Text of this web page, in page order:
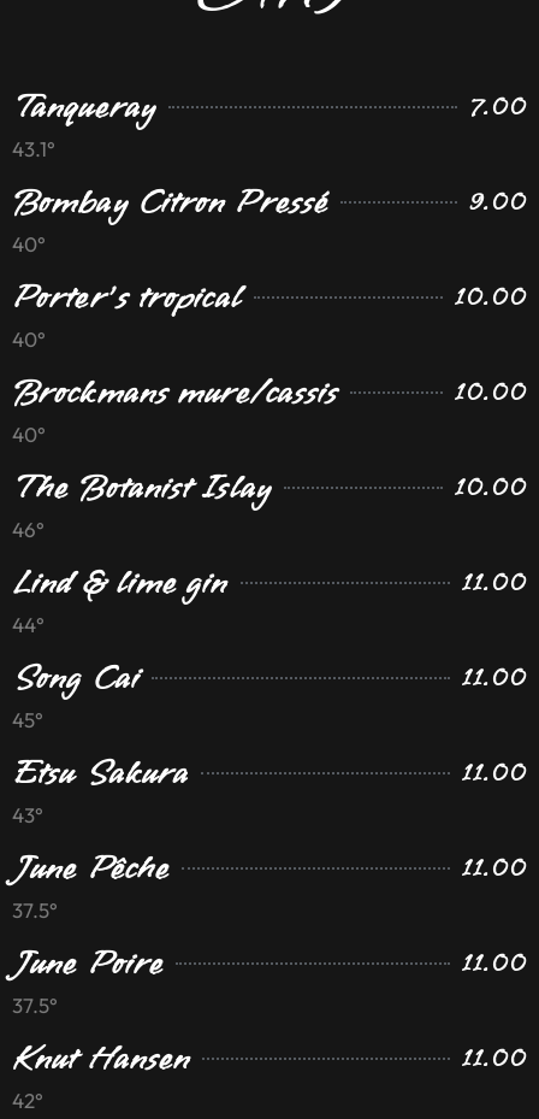
Tanqueray 7.00
43.1°
Bombay Citron Pressé 9.00
40°
Porter’s tropical 10.00
40°
Brockmans mure/cassis 10.00
40°
The Botanist Islay 10.00
46°
Lind & lime gin 11.00
44°
Song Cai 11.00
45°
Etsu Sakura 11.00
43°
June Pêche 11.00
37.5°
June Poire 11.00
37.5°
Knut Hansen 11.00
42°